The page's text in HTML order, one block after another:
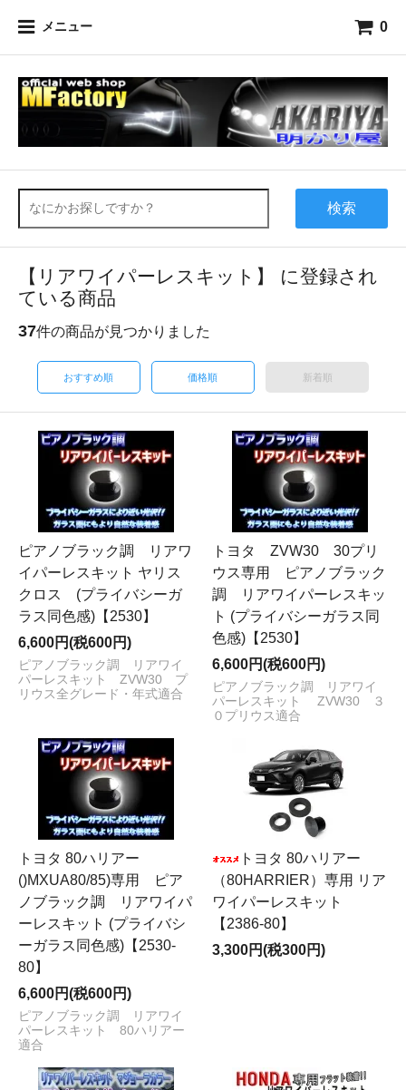
メニュー 0
検索
【リアワイパーレスキット】 に登録され
ている商品
37件の商品が見つかりました
おすすめ順 価格順 新着順
ピアノブラック調 リアワ
イパーレスキット ヤリス
クロス (プライバシーガ
ラス同色感)【2530】
6,600円(税600円)
ピアノブラック調 リアワイ
パーレスキット ZVW30 プ
リウス全グレード・年式適合
トヨタ ZVW30 30プリ
ウス専用 ピアノブラック
調 リアワイパーレスキッ
ト (プライバシーガラス同
色感)【2530】
6,600円(税600円)
ピアノブラック調 リアワイ
パーレスキット ZVW30 ３
０プリウス適合
トヨタ 80ハリアー
()MXUA80/85)専用 ピア
ノブラック調 リアワイパ
ーレスキット (プライバシ
ーガラス同色感)【2530-
80】
6,600円(税600円)
ピアノブラック調 リアワイ
パーレスキット 80ハリアー
適合
トヨタ 80ハリアー
（80HARRIER）専用 リア
ワイパーレスキット
【2386-80】
3,300円(税300円)